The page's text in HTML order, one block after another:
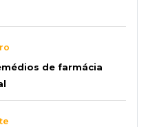
de farmácia